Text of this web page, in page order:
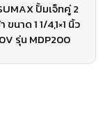
ปั้มเจ็ทคู่ 2
ขนาด 1 1/4,1×1 นิ้ว
รุ่น MDP200